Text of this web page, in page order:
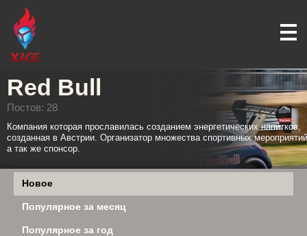
Red Bull
Постов: 28
Компания которая прославилась созданием энергетических напитков,
созданная в Австрии. Организатор множества спортивных
а так же спонсор.
Новое
Популярное за месяц
Популярное за год